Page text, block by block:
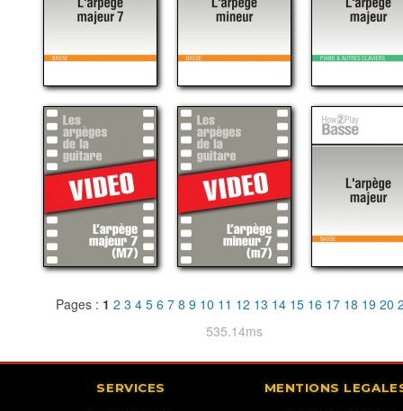
Pages : 1 2 3 4 5 6 7 8 9 10 11 12 13 14 15 16 17 18 19 20
535.14ms
SERVICES MENTIONS